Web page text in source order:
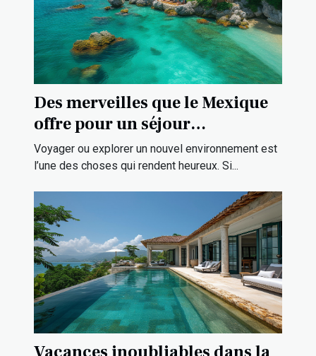
Des merveilles que le Mexique
offre pour un séjour
exceptionnel ?
Voyager ou explorer un nouvel environnement est
l’une des choses qui rendent heureux. Si...